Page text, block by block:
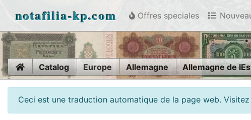
notafilia-kp.com Offres speciales
HomeCatalog Europe Allemagne Allemagne de
Ceci est une traduction automatique de la page web.